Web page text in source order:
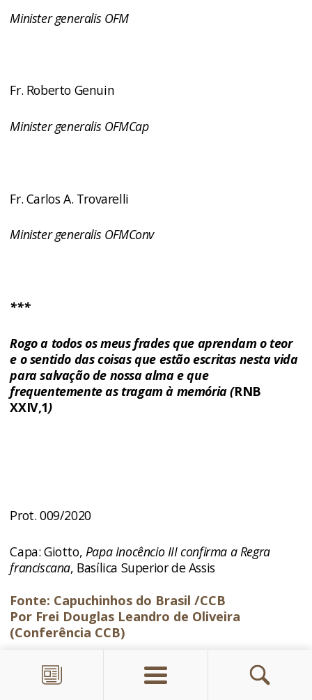
Minister generalis OFM
Fr. Roberto Genuin
Minister generalis OFMCap
Fr. Carlos A. Trovarelli
Minister generalis OFMConv
***
Rogo a todos os meus frades que aprendam o teor
e o sentido das coisas que estão escritas nesta vida
para salvação de nossa alma e que
frequentemente as tragam à memória(RNB
XXIV,1)
Prot. 009/2020
Capa: Giotto, Papa Inocêncio III confirma a Regra
franciscana, Basílica Superior de Assis
Fonte: Capuchinhos do Brasil /CCB
Por Frei Douglas Leandro de Oliveira
(Conferência CCB)
Deixar um comentário